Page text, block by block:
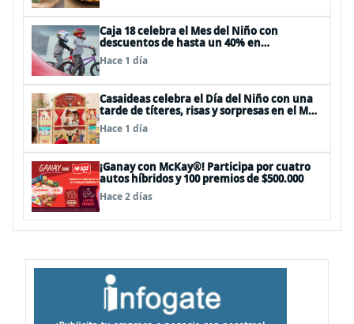
Caja 18 celebra el Mes del Niño con
descuentos de hasta un 40% en
panoramas, cine, shows y streaming
Hace 1 día
Casaideas celebra el Día del Niño con una
tarde de títeres, risas y sorpresas en el Mall
Plaza Vespucio
Hace 1 día
¡Ganay con McKay®! Participa por cuatro
autos híbridos y 100 premios de $500.000
Hace 2 días